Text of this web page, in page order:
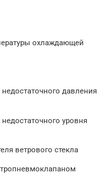
охлаждающей
давления
уровня
ветрового стекла